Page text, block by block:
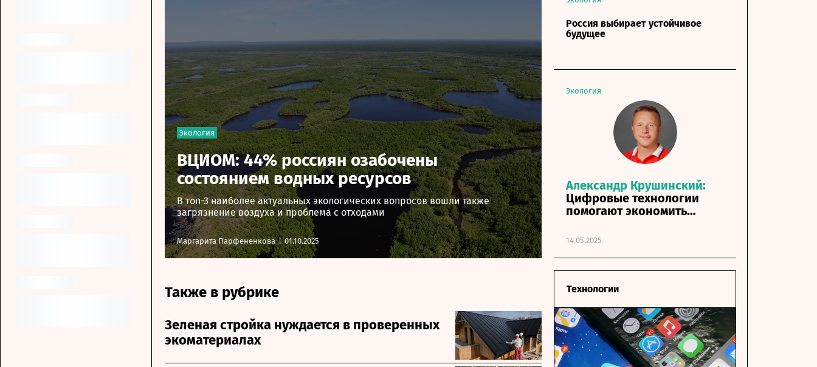
Экология
ВЦИОМ: 44% россиян озабочены
состоянием водных ресурсов
В топ-3 наиболее актуальных экологических вопросов вошли также
загрязнение воздуха и проблема с отходами
Маргарита Парфененкова | 01.10.2025
Россия выбирает устойчивое
будущее
Экология
Александр Крушинский:
Цифровые технологии
помогают экономить
14.05.2025
Также в рубрике
Зеленая стройка нуждается в проверенных
экоматериалах
Технологии